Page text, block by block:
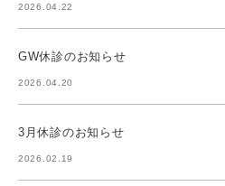
2026.04.22
GW休診のお知らせ
2026.04.20
3月休診のお知らせ
2026.02.19